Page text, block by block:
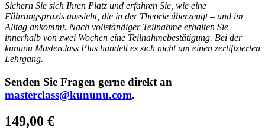
Sichern Sie sich Ihren Platz und erfahren Sie, wie eine
Führungspraxis aussieht, die in der Theorie überzeugt – und im
Alltag ankommt. Nach vollständiger Teilnahme erhalten Sie
innerhalb von zwei Wochen eine Teilnahmebestätigung. Bei der
kununu Masterclass Plus handelt es sich nicht um einen zertifizierten
Lehrgang.
Senden Sie Fragen gerne direkt an
masterclass@kununu.com.
149,00 €